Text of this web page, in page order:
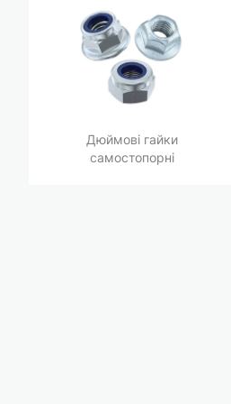
Дюймові гайки
самостопорні